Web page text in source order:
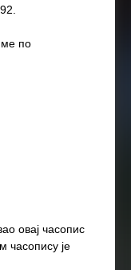
по
овај часопис
часопису је